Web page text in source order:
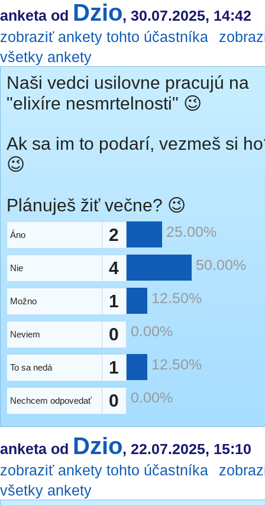
anketa od Dzio, 30.07.2025, 14:42
zobraziť ankety tohto účastníka
všetky ankety
Naši vedci usilovne pracujú na
"elixíre nesmrtelnosti" 😉
Ak sa im to podarí, vezmeš si
😉
Plánuješ žiť večne? 😉
Áno 2 25.00%
Nie 4 50.00%
Možno 1 12.50%
Neviem 0 0.00%
To sa nedá 1 12.50%
Nechcem odpovedať 0 0.00%
anketa od Dzio, 22.07.2025, 15:10
zobraziť ankety tohto účastníka
všetky ankety